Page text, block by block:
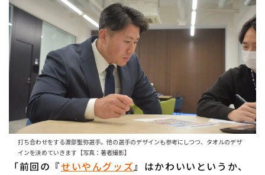
特定商取引法の表示 アルバイト募集 （別ウィンドウで開く
打ち合わせをする渡部聖弥選手。他の選手のデザインも参考にしつつ、タオルのデザ
インを決めていきます【写真：著者撮影】
「前回の『せいやんグッズ』はかわいいというか、